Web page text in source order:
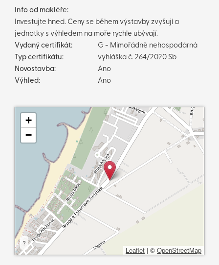
Info od makléře:
Investujte hned. Ceny se během výstavby zvyšují a
jednotky s výhledem na moře rychle ubývají.
Vydaný certifikát:
G - Mimořádně nehospodárná
Typ certifikátu:
vyhláška č. 264/2020 Sb
Novostavba:
Ano
Výhled:
Ano
+
−
?
Leaflet | © OpenStreetMap